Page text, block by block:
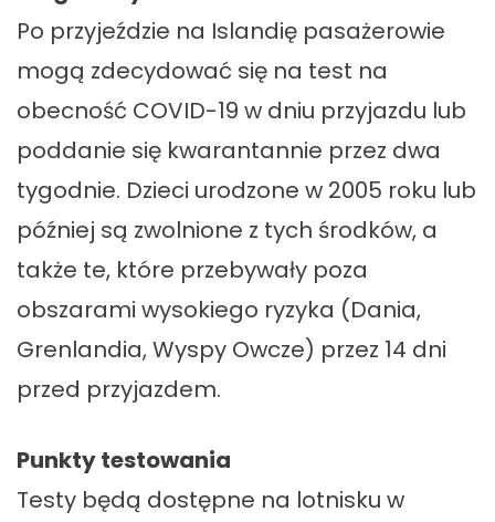
Po przyjeździe na Islandię pasażerowie
mogą zdecydować się na test na
obecność COVID-19 w dniu przyjazdu lub
poddanie się kwarantannie przez dwa
tygodnie. Dzieci urodzone w 2005 roku lub
później są zwolnione z tych środków, a
także te, które przebywały poza
obszarami wysokiego ryzyka (Dania,
Grenlandia, Wyspy Owcze) przez 14 dni
przed przyjazdem.
Punkty testowania
Testy będą dostępne na lotnisku w